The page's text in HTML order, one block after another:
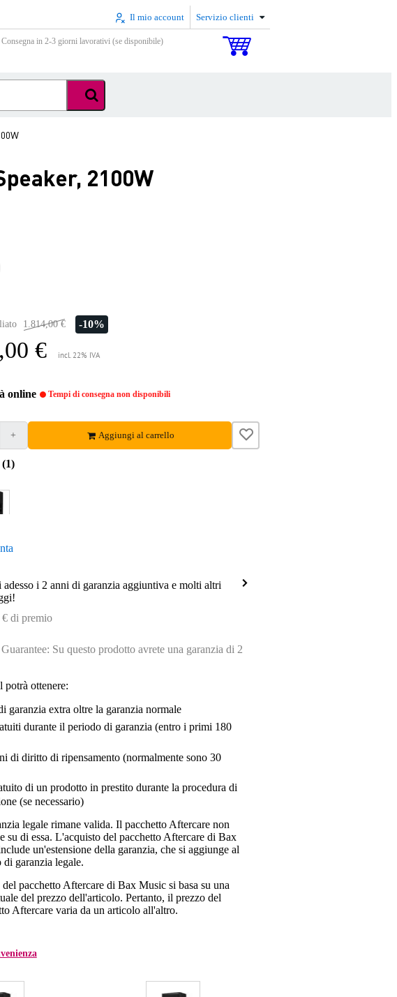
Il mio account Servizio clienti
in 2-3 giorni lavorativi (se disponibile)
2100W
1.814,00 € -10%
€ incl. 22% IVA
online Tempi di consegna non disponibili
+ Aggiungi al carrello
(1)
adesso i 2 anni di garanzia aggiuntiva e molti altri
€ di premio
Su questo prodotto avrete una garanzia di 2
potrà ottenere:
garanzia extra oltre la garanzia normale
durante il periodo di garanzia (entro i primi 180
di diritto di ripensamento (normalmente sono 30
di un prodotto in prestito durante la procedura di
(se necessario)
legale rimane valida. Il pacchetto Aftercare non
su di essa. L'acquisto del pacchetto Aftercare di Bax
un'estensione della garanzia, che si aggiunge al
di garanzia legale.
pacchetto Aftercare di Bax Music si basa su una
del prezzo dell'articolo. Pertanto, il prezzo del
Aftercare varia da un articolo all'altro.